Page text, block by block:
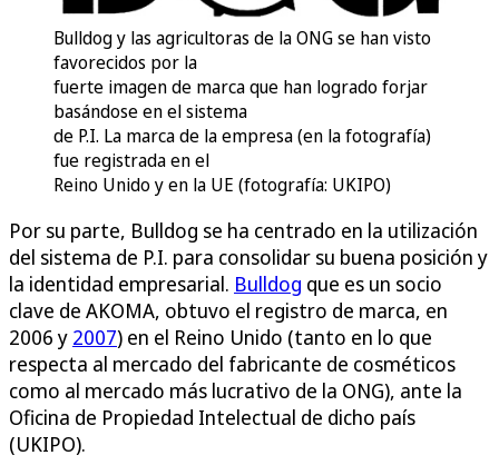
Bulldog y las agricultoras de la ONG se han visto
favorecidos por la
fuerte imagen de marca que han logrado forjar
basándose en el sistema
de P.I. La marca de la empresa (en la fotografía)
fue registrada en el
Reino Unido y en la UE (fotografía: UKIPO)
Por su parte, Bulldog se ha centrado en la utilización
del sistema de P.I. para consolidar su buena posición y
la identidad empresarial. Bulldog que es un socio
clave de AKOMA, obtuvo el registro de marca, en
2006 y 2007) en el Reino Unido (tanto en lo que
respecta al mercado del fabricante de cosméticos
como al mercado más lucrativo de la ONG), ante la
Oficina de Propiedad Intelectual de dicho país
(UKIPO).